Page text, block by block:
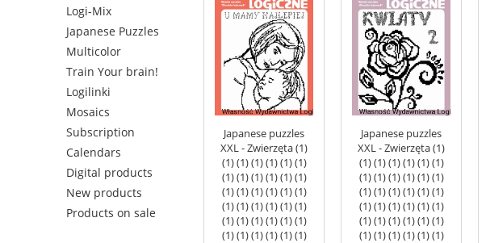
Logi-Mix
Japanese Puzzles
Multicolor
Train Your brain!
Logilinki
Mosaics
Subscription
Calendars
Digital products
New products
Products on sale
Japanese puzzles
XXL - Zwierzęta (1)
(1) (1) (1) (1) (1) (1)
(1) (1) (1) (1) (1) (1)
(1) (1) (1) (1) (1) (1)
(1) (1) (1) (1) (1) (1)
(1) (1) (1) (1) (1) (1)
(1) (1) (1) (1) (1) (1)
Japanese puzzles
XXL - Zwierzęta (1)
(1) (1) (1) (1) (1) (1)
(1) (1) (1) (1) (1) (1)
(1) (1) (1) (1) (1) (1)
(1) (1) (1) (1) (1) (1)
(1) (1) (1) (1) (1) (1)
(1) (1) (1) (1) (1) (1)